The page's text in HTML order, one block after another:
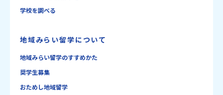
学校を調べる
地域みらい留学について
地域みらい留学のすすめかた
奨学生募集
おためし地域留学